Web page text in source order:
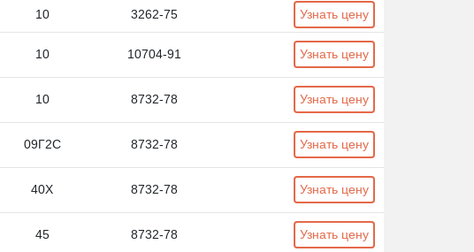
10 3262-75 Узнать цену
10 10704-91 Узнать цену
10 8732-78 Узнать цену
09Г2С 8732-78 Узнать цену
40Х 8732-78 Узнать цену
45 8732-78 Узнать цену